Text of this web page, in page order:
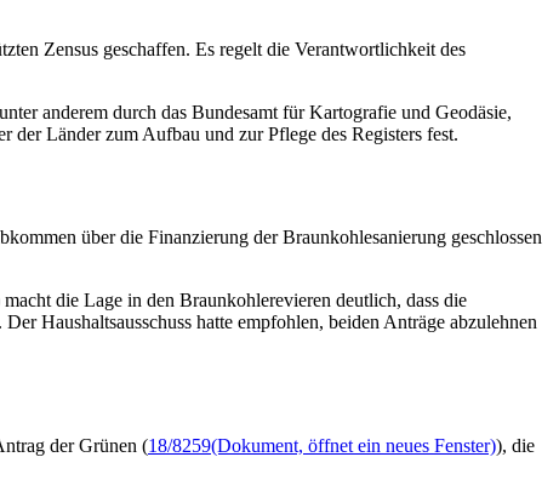
Zensus geschaffen. Es regelt die Verantwortlichkeit des
anderem durch das Bundesamt für Kartografie und Geodäsie,
der Länder zum Aufbau und zur Pflege des Registers fest.
über die Finanzierung der Braunkohlesanierung geschlossen
macht die Lage in den Braunkohlerevieren deutlich, dass die
Haushaltsausschuss hatte empfohlen, beiden Anträge abzulehnen
der Grünen (18/8259(Dokument, öffnet ein neues Fenster)), die